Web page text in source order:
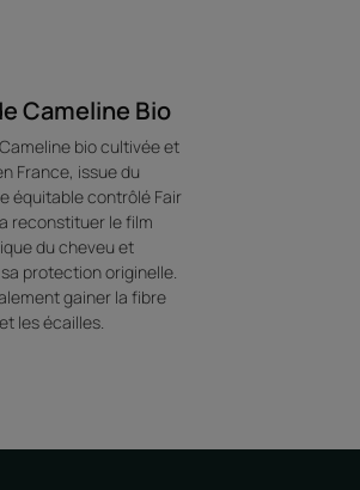
Cameline Bio
bio cultivée et
France, issue du
équitable contrôlé Fair
reconstituer le film
du cheveu et
protection originelle.
gainer la fibre
les écailles.